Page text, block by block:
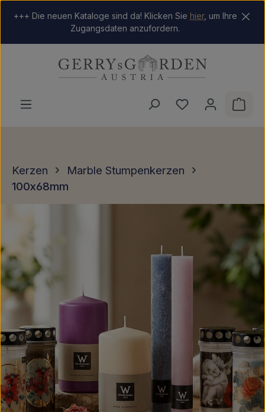
Zum Hauptinhalt springen
+++ Die neuen Kataloge sind da! Klicken Sie hier, um Ihre
Zugangsdaten anzufordern.
Du hast 0
Kerzen
Marble Stumpenkerzen
100x68mm